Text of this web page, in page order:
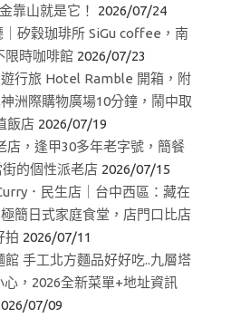
靠山就是它！
2026/07/24
矽穀珈琲所 SiGu coffee，南
限時咖啡館 2026/07/23
行旅 Hotel Ramble 開箱，附
洲際購物廣場10分鐘，鬧中取
飯店 2026/07/19
店，逢甲30多年老字號，簡餐
的個性派老店 2026/07/15
．民生店｜台中西區：藏在
簡日式家庭食堂，店門口比店
拍 2026/07/11
手工北方麵品好好吃..九層塔
，2026全新菜單+地址資訊
07/09